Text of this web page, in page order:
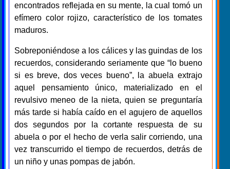
encontrados reflejada en su mente, la cual tomó un
efímero color rojizo, característico de los tomates
maduros.
Sobreponiéndose a los cálices y las guindas de los
recuerdos, considerando seriamente que “lo bueno
si es breve, dos veces bueno”, la abuela extrajo
aquel pensamiento único, materializado en el
revulsivo meneo de la nieta, quien se preguntaría
más tarde si había caído en el agujero de aquellos
dos segundos por la cortante respuesta de su
abuela o por el hecho de verla salir corriendo, una
vez transcurrido el tiempo de recuerdos, detrás de
un niño y unas pompas de jabón.